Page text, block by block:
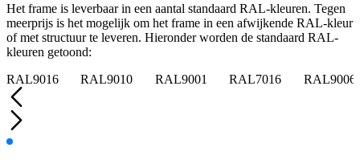
Het frame is leverbaar in een aantal standaard RAL-kleuren. Tegen
meerprijs is het mogelijk om het frame in een afwijkende RAL-kleur
of met structuur te leveren. Hieronder worden de standaard RAL-
kleuren getoond:
RAL9016
RAL9010 RAL9001 RAL7016 RAL9006